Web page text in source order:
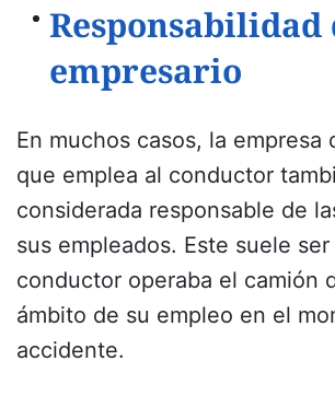
Responsabilidad
empresario
En muchos casos, la empresa
que emplea al conductor
considerada responsable de
sus empleados. Este suele
conductor operaba el camión
ámbito de su empleo en el
accidente.